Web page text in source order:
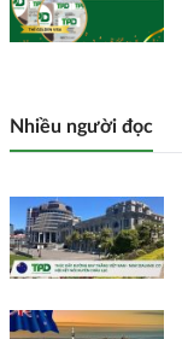
Nhiều người đọc